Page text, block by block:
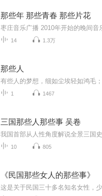
那些年 那些青春 那些片花
14 1.3万
那些人
1 1467
三国那些人那些事 吴卷
10 805
《民国那些女人的那些事》